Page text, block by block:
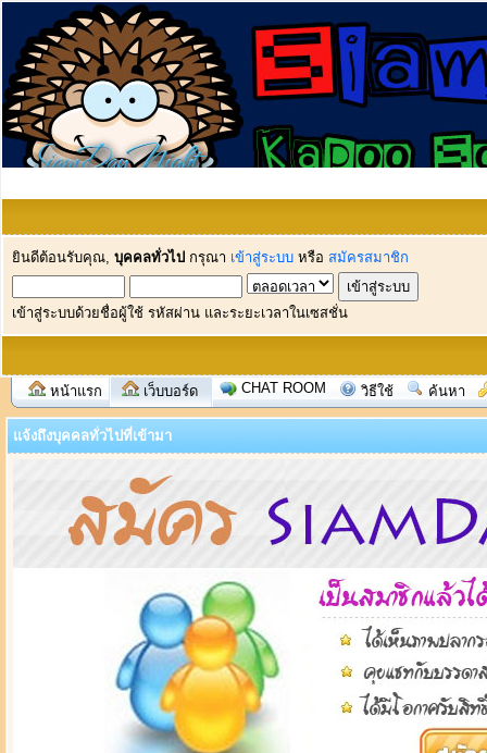
ยินดีต้อนรับคุณ, บุคคลทั่วไป กรุณา เข้าสู่ระบบ หรือ สมัครสมาชิก
เข้าสู่ระบบด้วยชื่อผู้ใช้ รหัสผ่าน และระยะเวลาในเซสชั่น
หน้าแรก เว็บบอร์ด CHAT ROOM วิธีใช้ ค้นหา
แจ้งถึงบุคคลทั่วไปที่เข้ามา